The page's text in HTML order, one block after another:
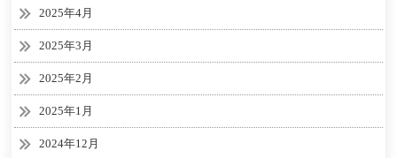
2025年4月
2025年3月
2025年2月
2025年1月
2024年12月